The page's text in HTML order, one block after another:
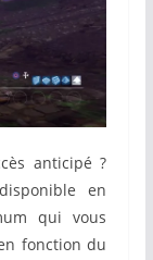
anticipé ?
en
qui vous
fonction du